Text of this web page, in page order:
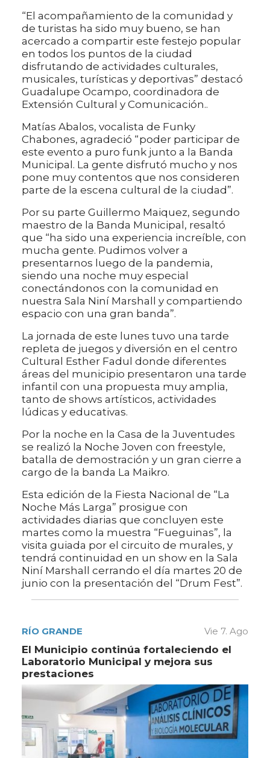
“El acompañamiento de la comunidad y
de turistas ha sido muy bueno, se han
acercado a compartir este festejo popular
en todos los puntos de la ciudad
disfrutando de actividades culturales,
musicales, turísticas y deportivas” destacó
Guadalupe Ocampo, coordinadora de
Extensión Cultural y Comunicación..
Matías Abalos, vocalista de Funky
Chabones, agradeció “poder participar de
este evento a puro funk junto a la Banda
Municipal. La gente disfrutó mucho y nos
pone muy contentos que nos consideren
parte de la escena cultural de la ciudad”.
Por su parte Guillermo Maiquez, segundo
maestro de la Banda Municipal, resaltó
que “ha sido una experiencia increíble, con
mucha gente. Pudimos volver a
presentarnos luego de la pandemia,
siendo una noche muy especial
conectándonos con la comunidad en
nuestra Sala Niní Marshall y compartiendo
espacio con una gran banda”.
La jornada de este lunes tuvo una tarde
repleta de juegos y diversión en el centro
Cultural Esther Fadul donde diferentes
áreas del municipio presentaron una tarde
infantil con una propuesta muy amplia,
tanto de shows artísticos, actividades
lúdicas y educativas.
Por la noche en la Casa de la Juventudes
se realizó la Noche Joven con freestyle,
batalla de demostración y un gran cierre a
cargo de la banda La Maikro.
Esta edición de la Fiesta Nacional de “La
Noche Más Larga” prosigue con
actividades diarias que concluyen este
martes como la muestra “Fueguinas”, la
visita guiada por el circuito de murales, y
tendrá continuidad en un show en la Sala
Niní Marshall cerrando el día martes 20 de
junio con la presentación del “Drum Fest”.
RÍO GRANDE Vie 7. Ago
El Municipio continúa fortaleciendo el
Laboratorio Municipal y mejora sus
prestaciones